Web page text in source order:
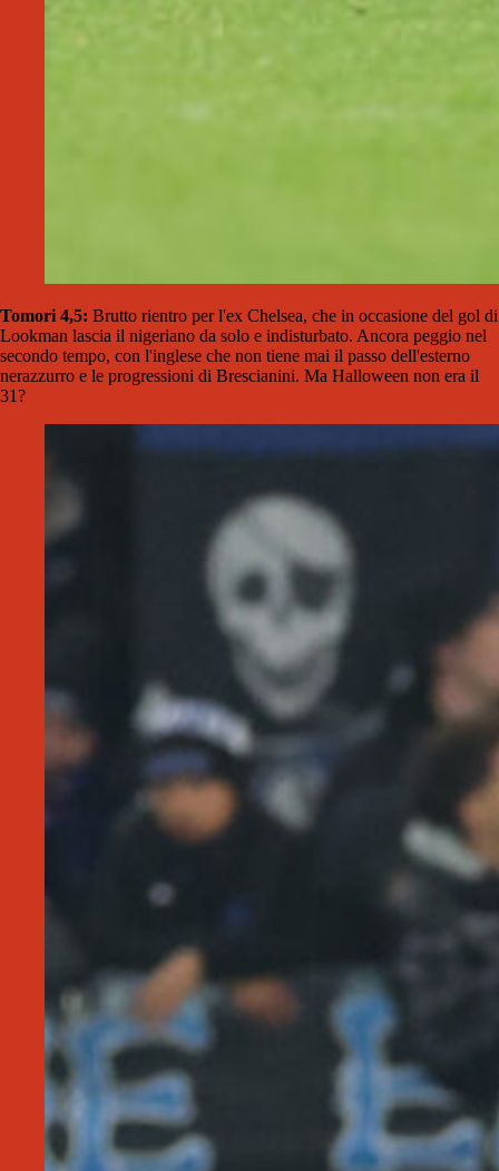
Tomori 4,5: Brutto rientro per l'ex Chelsea, che in occasione del gol di
Lookman lascia il nigeriano da solo e indisturbato. Ancora peggio nel
secondo tempo, con l'inglese che non tiene mai il passo dell'esterno
nerazzurro e le progressioni di Brescianini. Ma Halloween non era il
31?